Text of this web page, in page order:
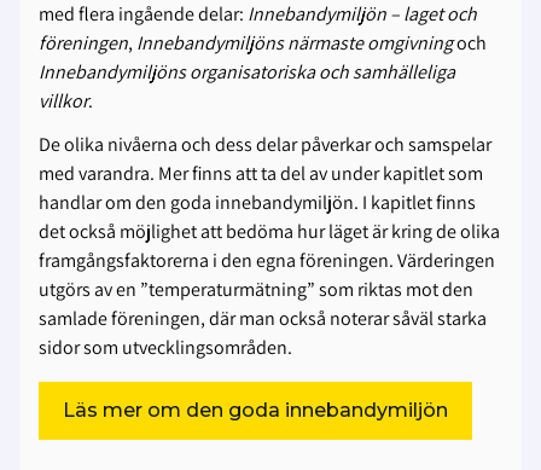
med flera ingående delar: Innebandymiljön – laget och
föreningen, Innebandymiljöns närmaste omgivningoch
Innebandymiljöns organisatoriska och samhälleliga
villkor.
De olika nivåerna och dess delar påverkar och samspelar
med varandra. Mer finns att ta del av under kapitlet som
handlar om den goda innebandymiljön. I kapitlet finns
det också möjlighet att bedöma hur läget är kring de olika
framgångsfaktorerna i den egna föreningen. Värderingen
utgörs av en ”temperaturmätning” som riktas mot den
samlade föreningen, där man också noterar såväl starka
sidor som utvecklingsområden.
Läs mer om den goda innebandymiljön